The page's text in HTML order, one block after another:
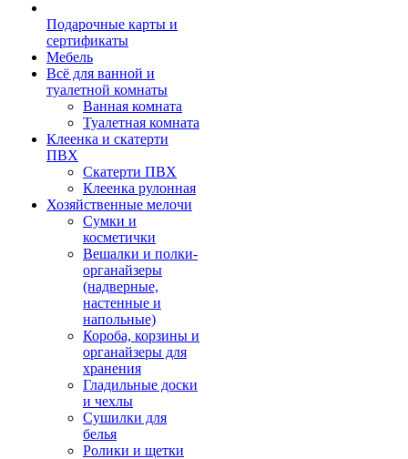
Подарочные карты и
сертификаты
Мебель
Всё для ванной и
туалетной комнаты
Ванная комната
Туалетная комната
Клеенка и скатерти
ПВХ
Скатерти ПВХ
Клеенка рулонная
Хозяйственные мелочи
Сумки и
косметички
Вешалки и полки-
органайзеры
(надверные,
настенные и
напольные)
Короба, корзины и
органайзеры для
хранения
Гладильные доски
и чехлы
Сушилки для
белья
Ролики и щетки